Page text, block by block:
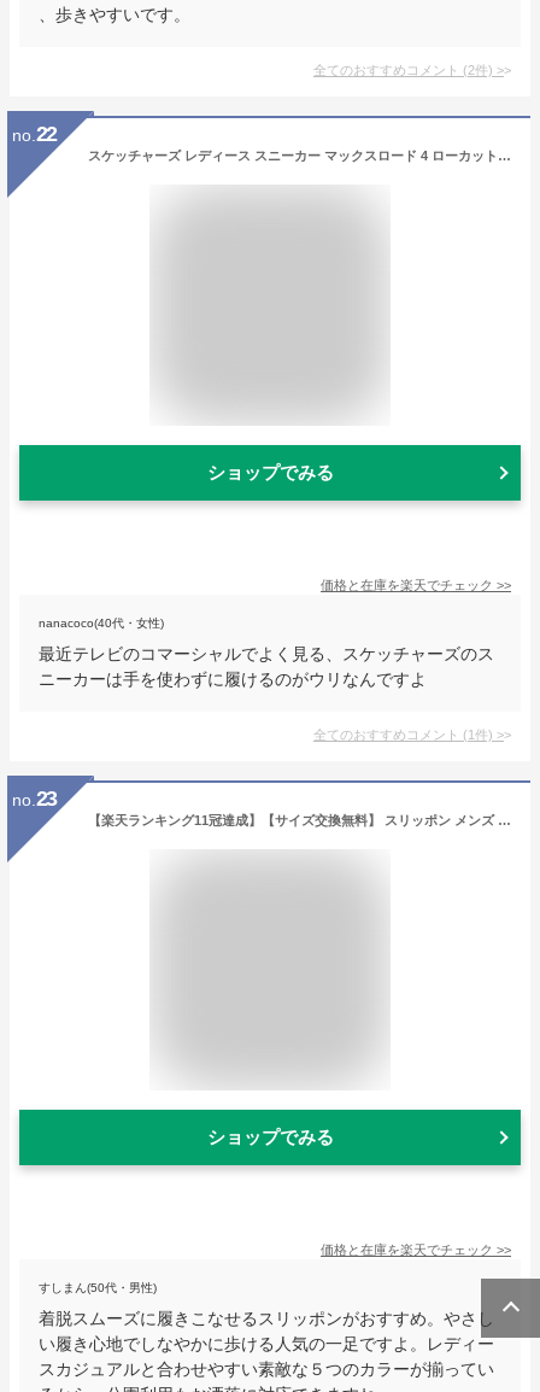
、歩きやすいです。
全てのおすすめコメント (2件) >
no. 22
スケッチャーズ レディース スニーカー マックスロード 4 ローカット ランニングシューズ カジュアルシューズ 運動靴 15223 ブラック/ターコイズ 送料無料 あす楽 evid
ショップでみる
価格と在庫を楽天でチェック >>
nanacoco(40代・女性)
最近テレビのコマーシャルでよく見る、スケッチャーズのス
ニーカーは手を使わずに履けるのがウリなんですよ
全てのおすすめコメント (1件) >
no. 23
【楽天ランキング11冠達成】【サイズ交換無料】 スリッポン メンズ レディース ナースシューズ かかと 踏める 靴 黒 秋冬 スニーカー 疲れにくい 白 シューズ 立ち仕事 疲れない靴 紐なしスニーカー 冬 3e 上履き 大人 ナース シューズ 室内シューズ おしゃれ 履きやすい
ショップでみる
価格と在庫を楽天でチェック >>
すしまん(50代・男性)
着脱スムーズに履きこなせるスリッポンがおすすめ。やさし
い履き心地でしなやかに歩ける人気の一足ですよ。レディー
スカジュアルと合わせやすい素敵な５つのカラーが揃ってい